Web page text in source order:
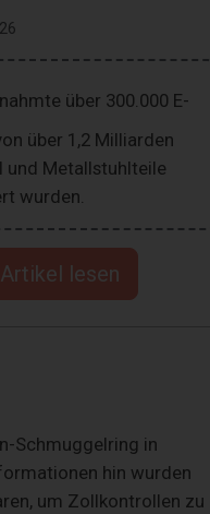
über 300.000 E-
über 1,2 Milliarden
und Metallstuhlteile
wurden.
lesen
Schmuggelring in
hin wurden
um Zollkontrollen zu